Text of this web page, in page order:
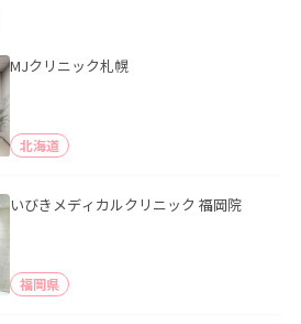
MJクリニック札幌
北海道
いびきメディカルクリニック 福岡院
福岡県